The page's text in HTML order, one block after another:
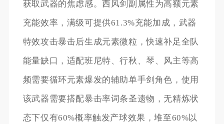
获取武器的焦虑感。西风剑副属性为高额元素
充能效率，满级可提供61.3%充能加成，武器
特效攻击暴击后生成元素微粒，快速补足全队
能量缺口，适配班尼特、行秋、琴、风主等高
频需要循环元素爆发的辅助单手剑角色，使用
该武器需要搭配暴击率词条圣遗物，无精炼状
态下仅有60%概率触发产球效果，堆至60%以